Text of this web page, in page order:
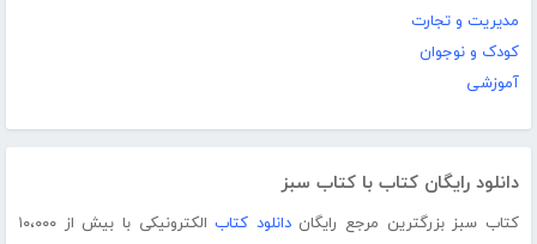
مدیریت و تجارت
کودک و نوجوان
آموزشی
دانلود رایگان کتاب با کتاب سبز
کتاب سبز بزرگترین مرجع رایگاندانلود کتاب
الکترونیکی با بیش از ۱۰،۰۰۰